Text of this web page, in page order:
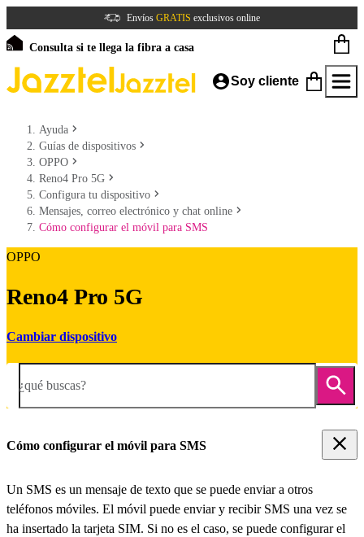
Envíos GRATIS exclusivos online
Consulta si te llega la fibra a casa
Soy cliente
Ayuda
Guías de dispositivos
OPPO
Reno4 Pro 5G
Configura tu dispositivo
Mensajes, correo electrónico y chat online
Cómo configurar el móvil para SMS
OPPO
Reno4 Pro 5G
Cambiar dispositivo
¿qué buscas?
Cómo configurar el móvil para SMS
Un SMS es un mensaje de texto que se puede enviar a otros
teléfonos móviles. El móvil puede enviar y recibir SMS una vez se
ha insertado la tarjeta SIM. Si no es el caso, se puede configurar el